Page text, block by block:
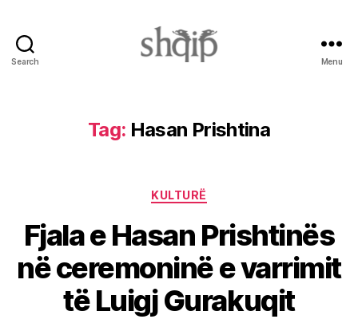
Search Menu
Tag: Hasan Prishtina
Categories
KULTURË
Fjala e Hasan Prishtinës
në ceremoninë e varrimit
të Luigj Gurakuqit